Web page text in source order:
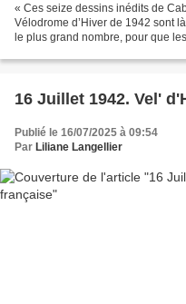
« Ces seize dessins inédits de
Vélodrome d’Hiver de 1942 sont
le plus grand nombre, pour que
16 Juillet 1942. Vel'
Publié le 16/07/2025 à 09:54
Par Liliane Langellier